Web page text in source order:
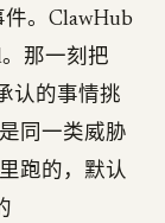
件。ClawHub
那一刻把
认的事情挑
同一类威胁
跑的，默认